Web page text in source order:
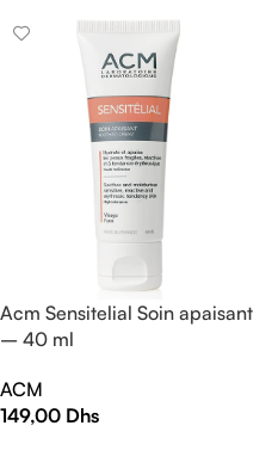
Acm Sensitelial Soin apaisant
– 40 ml
ACM
149,00 Dhs